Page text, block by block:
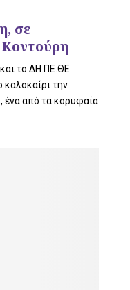
σε
το ΔΗ.ΠΕ.ΘΕ
καλοκαίρι την
ένα από τα κορυφαία